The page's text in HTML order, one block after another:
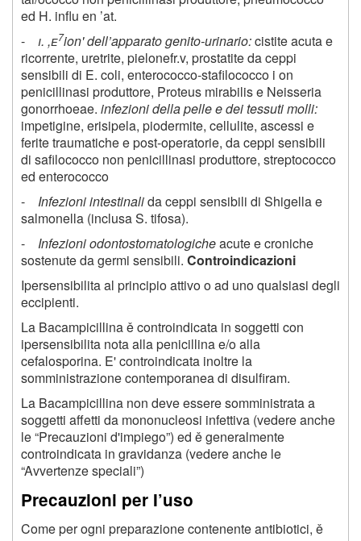
ed H. influ en ’at.
- i. ,e7ion' dell’apparato genito-urinario:cistite acuta e
ricorrente, uretrite, pielonefr.v, prostatite da ceppi
sensibili di E. coli, enterococco-stafilococco i on
penicillinasi produttore, Proteus mirabilis e Neisseria
gonorrhoeae. infezioni della pelle e dei tessuti molli:
impetigine, erisipela, piodermite, cellulite, ascessi e
ferite traumatiche e post-operatorie, da ceppi sensibili
di safilococco non penicillinasi produttore, streptococco
ed enterococco
- Infezioni intestinalida ceppi sensibili di Shigella e
salmonella (inclusa S. tifosa).
- Infezioni odontostomatologicheacute e croniche
sostenute da germi sensibili. Controindicazioni
Ipersensibilita al principio attivo o ad uno qualsiasi degli
eccipienti.
La Bacampicillina ě controindicata in soggetti con
ipersensibilita nota alla penicillina e/o alla
cefalosporina. E' controindicata inoltre la
somministrazione contemporanea di disulfiram.
La Bacampicillina non deve essere somministrata a
soggetti affetti da mononucleosi infettiva (vedere anche
le “Precauzioni d'impiego”) ed ě generalmente
controindicata in gravidanza (vedere anche le
“Avvertenze speciali”)
Precauzioni per I’uso
Come per ogni preparazione contenente antibiotici, ě